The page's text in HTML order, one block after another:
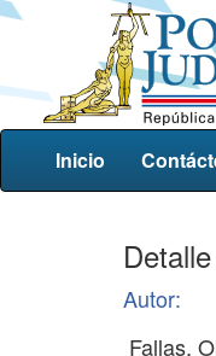
Inicio
Autor: